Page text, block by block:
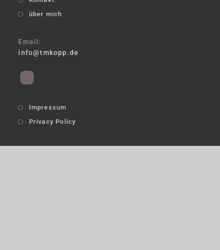
über mich
Email:
info@tmkopp.de
Impressum
Privacy Policy